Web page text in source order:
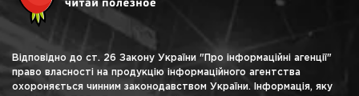
Відповідно до ст. 26 Закону України "Про інформаційні агенції"
право власності на продукцію інформаційного агентства
охороняється чинним законодавством України. Інформація, яку